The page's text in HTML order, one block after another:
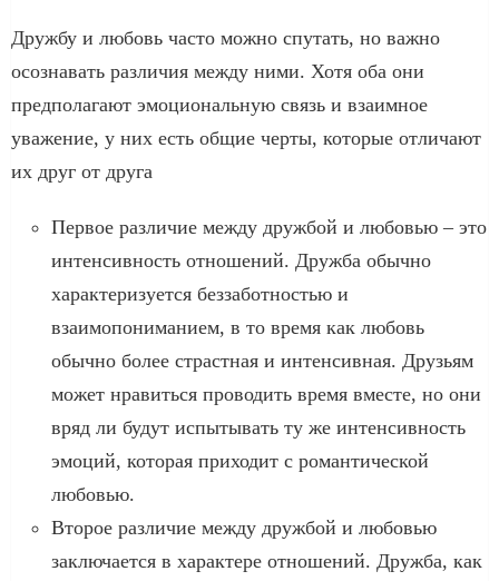
Дружбу и любовь часто можно спутать, но важно
осознавать различия между ними. Хотя оба они
предполагают эмоциональную связь и взаимное
уважение, у них есть общие черты, которые отличают
их друг от друга
Первое различие между дружбой и любовью – это
интенсивность отношений. Дружба обычно
характеризуется беззаботностью и
взаимопониманием, в то время как любовь
обычно более страстная и интенсивная. Друзьям
может нравиться проводить время вместе, но они
вряд ли будут испытывать ту же интенсивность
эмоций, которая приходит с романтической
любовью.
Второе различие между дружбой и любовью
заключается в характере отношений. Дружба, как